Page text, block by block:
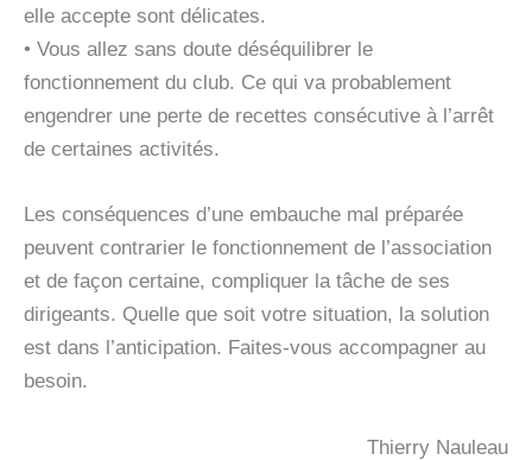
elle accepte sont délicates.
• Vous allez sans doute déséquilibrer le
fonctionnement du club. Ce qui va probablement
engendrer une perte de recettes consécutive à l’arrêt
de certaines activités.
Les conséquences d’une embauche mal préparée
peuvent contrarier le fonctionnement de l’association
et de façon certaine, compliquer la tâche de ses
dirigeants. Quelle que soit votre situation, la solution
est dans l’anticipation. Faites-vous accompagner au
besoin.
Thierry Nauleau